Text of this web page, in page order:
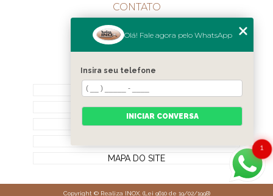
CONTATO
(11) 98189-1344
MENU
HOME
QUEM SOMOS
CONTATO
MAPA DO SITE
Copyright © Realiza INOX. (Lei 9610 de 19/02/1998)
1
Olá! Fale agora pelo WhatsApp
Insira seu telefone
INICIAR CONVERSA